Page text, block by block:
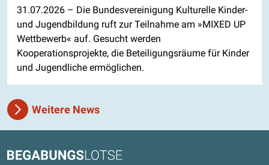
31.07.2026 – Die Bundesvereinigung Kulturelle Kinder-
und Jugendbildung ruft zur Teilnahme am »MIXED UP
Wettbewerb« auf. Gesucht werden
Kooperationsprojekte, die Beteiligungsräume für Kinder
und Jugendliche ermöglichen.
Weitere News
Begabungslotse